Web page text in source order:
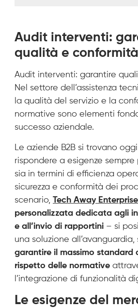
Audit interventi:
qualità e conformità
Audit interventi: garantire
Nel settore dell’assistenza
la qualità del servizio e la
normative sono elementi
successo aziendale.
Le aziende B2B si trovano
rispondere a esigenze sempre
sia in termini di efficienza
sicurezza e conformità dei
scenario,
Tech Away Enterprise
personalizzata dedicata agli
e all’invio di rapportini – si
una soluzione
garantire il massimo standard
rispetto delle normative
l’integrazione di funzionalità
Le esigenze del